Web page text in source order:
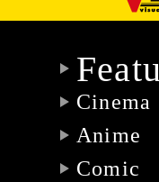
Cinema
Anime
Comic